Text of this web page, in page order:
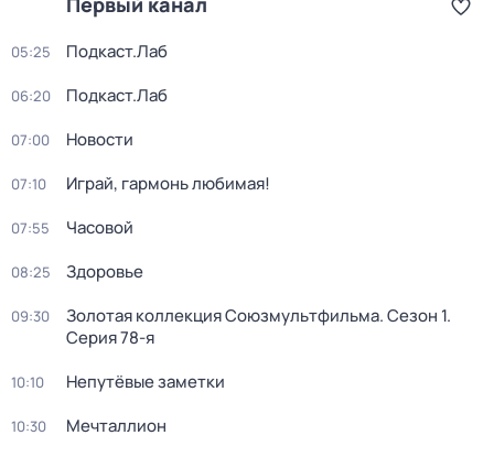
05:25 Подкаст.Лаб
06:20 Подкаст.Лаб
07:00 Новости
07:10 Играй, гармонь любимая!
07:55 Часовой
08:25 Здоровье
09:30 Золотая коллекция Союзмультфильма. Сезон 1.
Серия 78-я
10:10 Непутёвые заметки
10:30 Мечталлион